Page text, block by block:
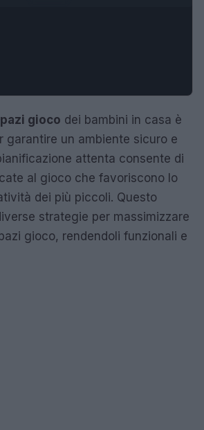
gioco dei bambini in casa è
garantire un ambiente sicuro e
attenta consente di
al gioco che favoriscono lo
dei più piccoli. Questo
strategie per massimizzare
gioco, rendendoli funzionali e